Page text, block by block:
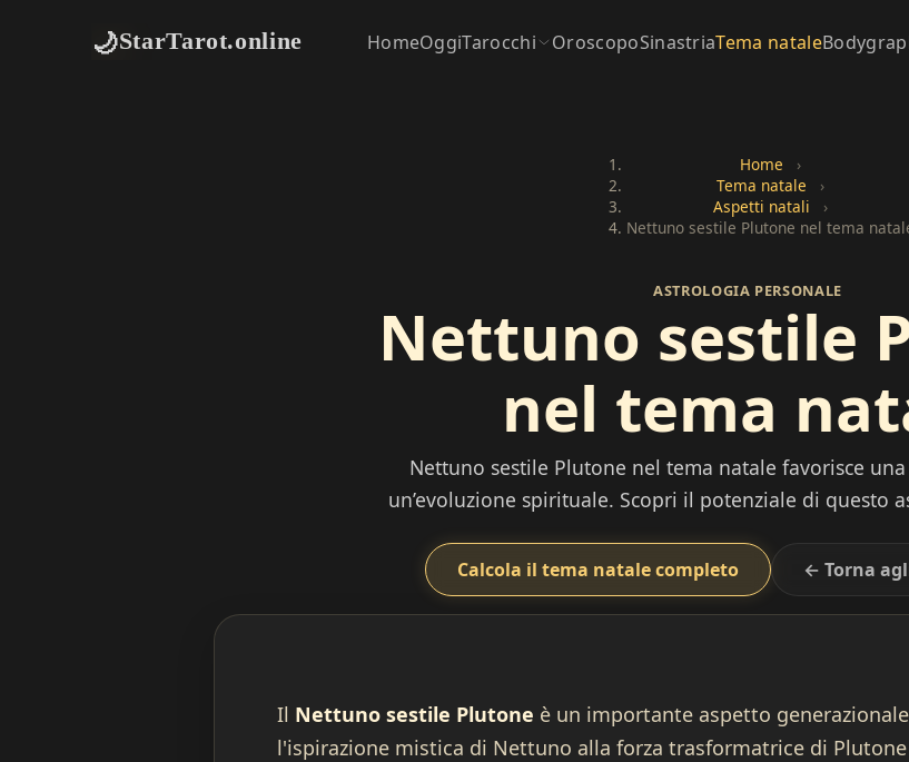
🌙StarTarot.online HomeOggiTarocchi OroscopoSinastriaTema natale
Home
›
Tema natale
›
Aspetti natali
›
Nettuno sestile Plutone nel tema
ASTROLOGIA PERSONALE
Nettuno sestile
nel tema
Nettuno sestile Plutone nel tema natale favorisce
un’evoluzione spirituale. Scopri il potenziale di questo
Calcola il tema natale completo ← Torna
Il Nettuno sestile Plutone è un importante aspetto
l'ispirazione mistica di Nettuno alla forza trasformatrice di